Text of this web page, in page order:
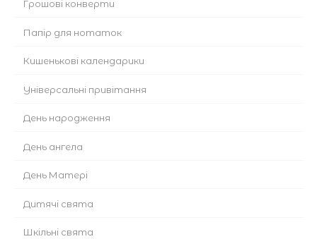
Грошові конверти
Папір для нотаток
Кишенькові календарики
Універсальні привітання
День народження
День ангела
День Матері
Дитячі свята
Шкільні свята